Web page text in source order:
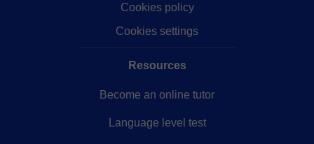
Cookies policy
Cookies settings
Resources
Become an online tutor
Language level test